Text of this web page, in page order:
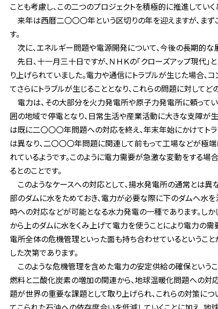
ことも考慮し、この二つのプロジェクトを積極的に推進してい
来年は西暦二〇〇〇年という区切りの年を迎えますが、ま
す。
次に、エネルギー問題や電源開発について、今後の長期的な
先日、十一月三十日ですが、ＮＨＫの「クローズアップ現代
り上げられていました。電力や通信にトラブルが生じた場合
てさらにトラブルが生じることとなり、これらの問題に対して
電力は、その大部分を火力発電所や原子力発電所に頼って
囲の地域で停電となり、日常生活や産業活動に大きな支障が
は既に二〇〇〇年問題への対応を終え、年末年始にかけてト
は異なり、二〇〇〇年問題に関連して前もって工場などが極
れているようです。このように電力需要が急激な変動をする
るとのことです。
このようなケースへの対応として、揚水発電所の通常とは異
部のダムに水をためておき、電力が必要な際に下のダムへ水
時への対応などが可能となる水力発電の一種であります。し
から上のダムに水をくみ上げて電力を使うことにより電力の
電所全体の危機管理といった面も持ち合わせているというこ
した次第であります。
このような危機管理を含めた電力の安定供給の確保という
燃料と二酸化炭素の増加の関連から、地球温暖化問題への対
題が世界の重要な課題として取り上げられ、これらの対策に